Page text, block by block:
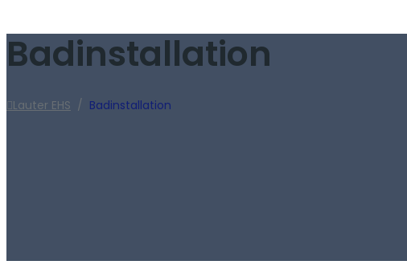
Badinstallation
Lauter EHS / Badinstallation